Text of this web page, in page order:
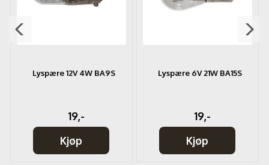
Lyspære 12V 4W BA9S
19,-
Kjøp
Lyspære 6V 21W BA15S
19,-
Kjøp